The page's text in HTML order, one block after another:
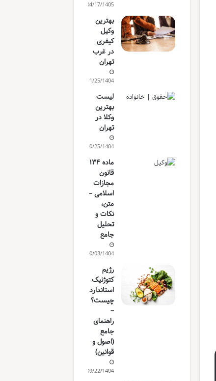
04/17/1405
بهترین
وکیل
کیفری
در غرب
تهران
11/25/1404
لیست
بهترین
وکلا در
تهران
10/25/1404
ماده ۱۳۴
قانون
مجازات
اسلامی –
متن،
نکات و
تحلیل
جامع
10/03/1404
رژیم
کتوژنیک
استاندارد
چیست؟
–
راهنمای
جامع
(اصول و
قوانین)
09/22/1404